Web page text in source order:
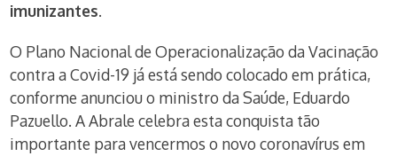
imunizantes.
O Plano Nacional de Operacionalização da Vacinação
contra a Covid-19 já está sendo colocado em prática,
conforme anunciou o ministro da Saúde, Eduardo
Pazuello. A Abrale celebra esta conquista tão
importante para vencermos o novo coronavírus em